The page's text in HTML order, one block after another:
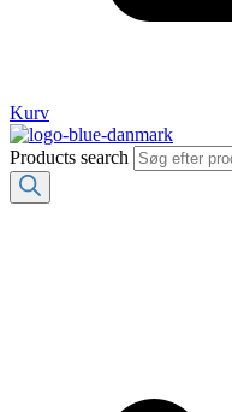
Kurv
Products search